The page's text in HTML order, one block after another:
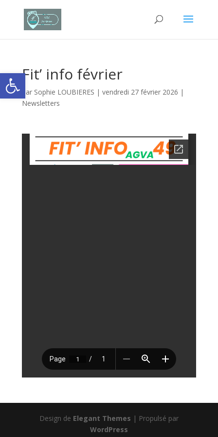
Ouvrir la barre d’outils
Fit’ info février
par Sophie LOUBIERES | vendredi 27 février 2026 |
Newsletters
Design de Elegant Themes | Propulsé par
WordPress